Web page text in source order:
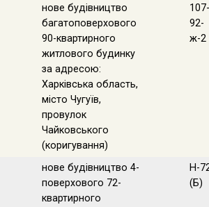
нове будівництво
багатоповерхового
90-квартирного
житлового будинку
за адресою:
Харківська область,
місто Чугуїв,
провулок
Чайковського
(коригування)
107-
92-
ж-2
нове будівництво 4-
поверхового 72-
квартирного
Н-
(Б)